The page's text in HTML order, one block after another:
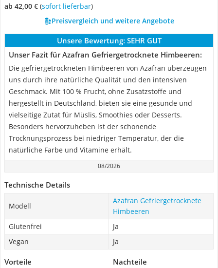
ab 42,00 € ( Sofort lieferbar)
Preisvergleich und weitere Angebote
Unsere Bewertung: SEHR GUT
Unser Fazit für Azafran Gefriergetrocknete Himbeeren:
Die gefriergetrockneten Himbeeren von Azafran überzeugen
uns durch ihre natürliche Qualität und den intensiven
Geschmack. Mit 100 % Frucht, ohne Zusatzstoffe und
hergestellt in Deutschland, bieten sie eine gesunde und
vielseitige Zutat für Müslis, Smoothies oder Desserts.
Besonders hervorzuheben ist der schonende
Trocknungsprozess bei niedriger Temperatur, der die
natürliche Farbe und Vitamine erhält.
08/2026
Technische Details
Modell
Azafran Gefriergetrocknete
Himbeeren
Glutenfrei
Ja
Vegan
Ja
Vorteile Nachteile